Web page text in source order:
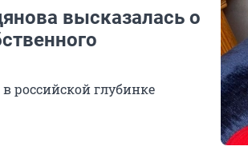
высказалась о
российской глубинке